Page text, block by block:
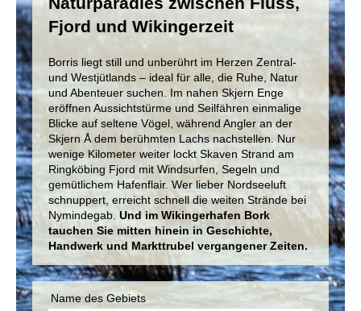
Fjord und Wikingerzeit
Borris liegt still und unberührt im Herzen Zentral-
und Westjütlands – ideal für alle, die Ruhe, Natur
und Abenteuer suchen. Im nahen Skjern Enge
eröffnen Aussichtstürme und Seilfähren einmalige
Blicke auf seltene Vögel, während Angler an der
Skjern Å dem berühmten Lachs nachstellen. Nur
wenige Kilometer weiter lockt Skaven Strand am
Ringköbing Fjord mit Windsurfen, Segeln und
gemütlichem Hafenflair. Wer lieber Nordseeluft
schnuppert, erreicht schnell die weiten Strände bei
Nymindegab. Und im Wikingerhafen Bork
tauchen Sie mitten hinein in Geschichte,
Handwerk und Markttrubel vergangener Zeiten.
Name des Gebiets